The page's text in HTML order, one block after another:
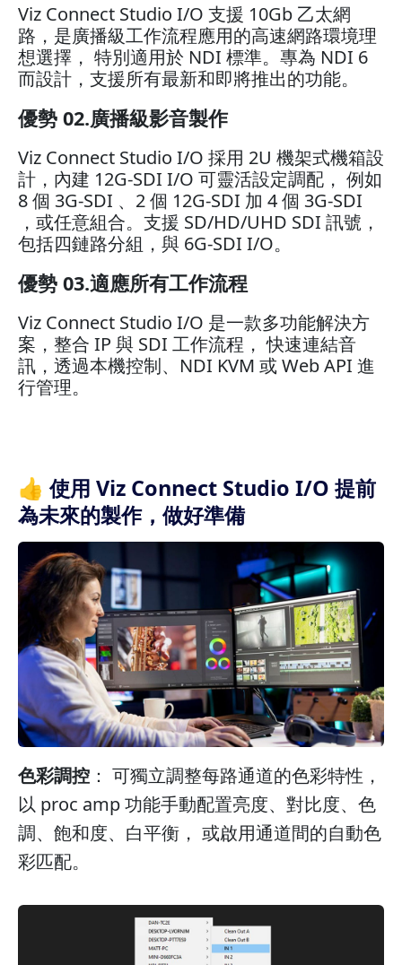
Viz Connect Studio I/O 支援 10Gb 乙太網
路，是廣播級工作流程應用的高速網路環境理
想選擇， 特別適用於 NDI 標準。專為 NDI 6
而設計，支援所有最新和即將推出的功能。
優勢 02.廣播級影音製作
Viz Connect Studio I/O 採用 2U 機架式機箱設
計，內建 12G-SDI I/O 可靈活設定調配， 例如
8 個 3G-SDI 、2 個 12G-SDI 加 4 個 3G-SDI
，或任意組合。支援 SD/HD/UHD SDI 訊號，
包括四鏈路分組，與 6G-SDI I/O。
優勢 03.適應所有工作流程
Viz Connect Studio I/O 是一款多功能解決方
案，整合 IP 與 SDI 工作流程， 快速連結音
訊，透過本機控制、NDI KVM 或 Web API 進
行管理。
👍 使用 Viz Connect Studio I/O 提前
為未來的製作，做好準備
色彩調控 ： 可獨立調整每路通道的色彩特性，
以 proc amp 功能手動配置亮度、對比度、色
調、飽和度、白平衡， 或啟用通道間的自動色
彩匹配。